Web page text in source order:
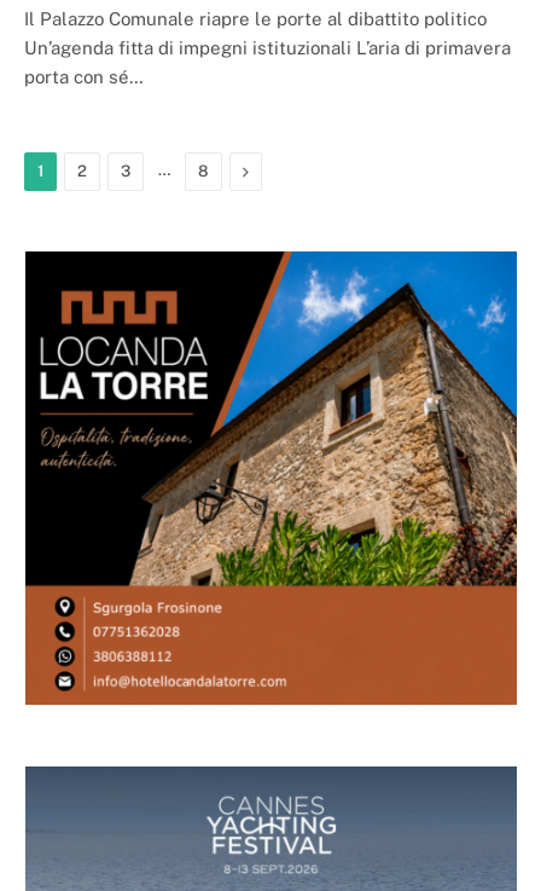
Il Palazzo Comunale riapre le porte al dibattito politico
Un’agenda fitta di impegni istituzionali L’aria di primavera
porta con sé…
1 2 3 … 8 Next